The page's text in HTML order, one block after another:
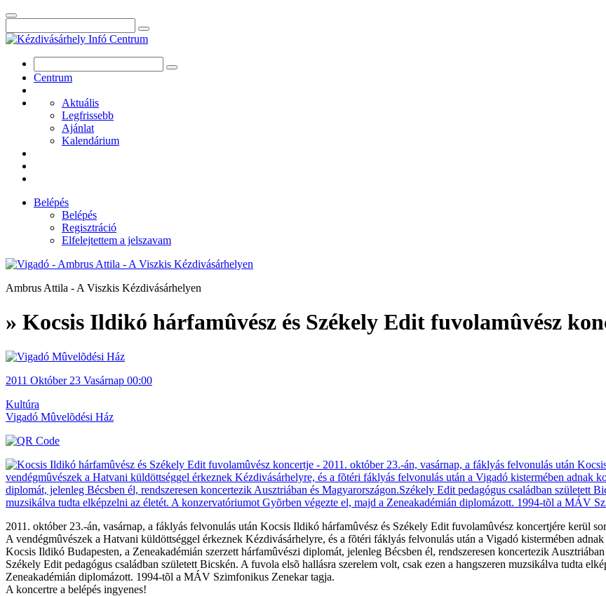
Centrum
Aktuális
Legfrissebb
Ajánlat
Kalendárium
Belépés
Belépés
Regisztráció
Elfelejtettem a jelszavam
Ambrus Attila - A Viszkis Kézdivásárhelyen
» Kocsis Ildikó hárfamûvész és Székely Edit fuvolamûvész
2011 Október 23 Vasárnap 00:00
Kultúra
Vigadó Mûvelõdési Ház
2011. október 23.-án, vasárnap, a fáklyás felvonulás után Kocsis Ildikó hárfamûvész és Székely Edit fuvolamûvész koncertjére kerül
A vendégmûvészek a Hatvani küldöttséggel érkeznek Kézdivásárhelyre, és a fõtéri fáklyás felvonulás után a Vigadó kistermében adnak
Kocsis Ildikó Budapesten, a Zeneakadémián szerzett hárfamûvészi diplomát, jelenleg Bécsben él, rendszeresen koncertezik
Székely Edit pedagógus családban született Bicskén. A fuvola elsõ hallásra szerelem volt, csak ezen a hangszeren muzsikálva tudta
Zeneakadémián diplomázott. 1994-tõl a MÁV Szimfonikus Zenekar tagja.
A koncertre a belépés ingyenes!